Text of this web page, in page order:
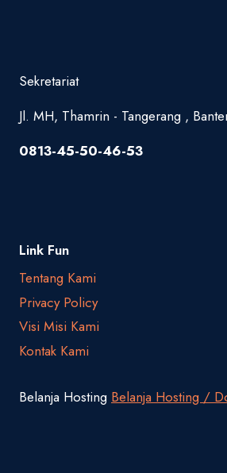
Sekretariat
Jl. MH, Thamrin - Tangerang ,
0813-45-50-46-53
Link Fun
Tentang Kami
Privacy Policy
Visi Misi Kami
Kontak Kami
Belanja Hosting Belanja Hosting /